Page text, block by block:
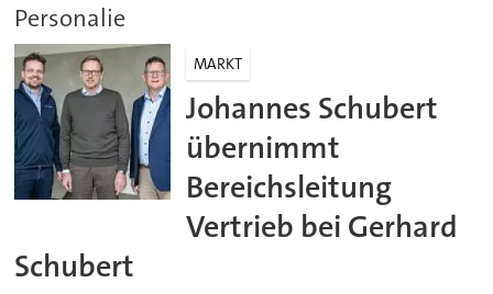
Personalie
MARKT
Johannes Schubert
übernimmt
Bereichsleitung
Vertrieb bei Gerhard
Schubert